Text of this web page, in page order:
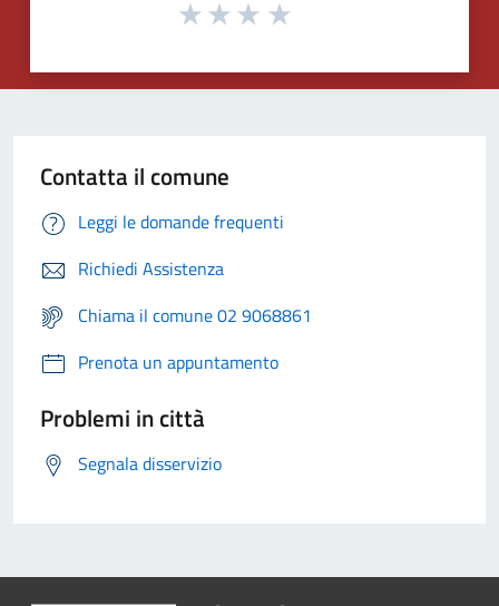
Contatta il comune
Leggi le domande frequenti
Richiedi Assistenza
Chiama il comune 02 9068861
Prenota un appuntamento
Problemi in città
Segnala disservizio